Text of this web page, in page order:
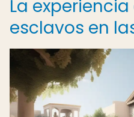
La
esclavos en